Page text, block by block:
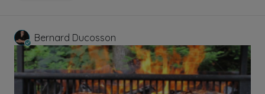
Bernard Ducosson